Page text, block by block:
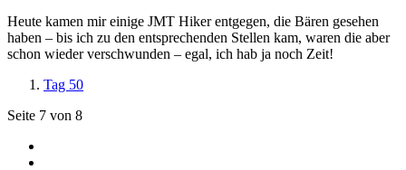
Heute kamen mir einige JMT Hiker entgegen, die Bären gesehen
haben – bis ich zu den entsprechenden Stellen kam, waren die aber
schon wieder verschwunden – egal, ich hab ja noch Zeit!
Tag 50
Seite 7 von 8